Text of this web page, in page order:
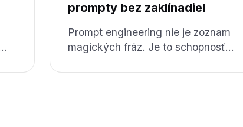
prompty bez zaklínadiel
Prompt engineering nie je zoznam
magických fráz. Je to schopnosť
ťažšie, než sa zdá.